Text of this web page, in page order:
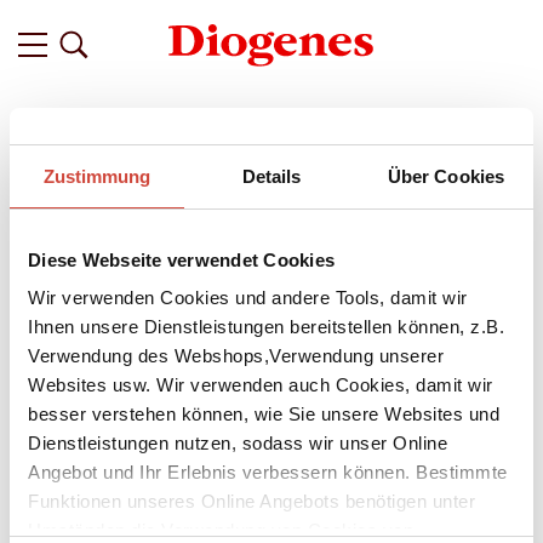
Zustimmung Details Über Cookies
Diese Webseite verwendet Cookies
Wir verwenden Cookies und andere Tools, damit wir
Ihnen unsere Dienstleistungen bereitstellen können, z.B.
Verwendung des Webshops,Verwendung unserer
Websites usw. Wir verwenden auch Cookies, damit wir
besser verstehen können, wie Sie unsere Websites und
Dienstleistungen nutzen, sodass wir unser Online
Angebot und Ihr Erlebnis verbessern können. Bestimmte
Funktionen unseres Online Angebots benötigen unter
Related Featured
vor 11 Monaten
›Was wir wissen können‹ von Ian
McEwan – eine exklusive Leseprobe
Die Gegenwart aus der Zukunft betrachtet – der
Literaturwissenschaftler Thomas Metcalfe taucht im Jahr
2119 tief in die Vergangenheit ein, um die Zeit von 1990 bis
2030 zu erforschen.
Was wir wissen können, der neue Roman von Ian McEwan
spielt in einer versunkenen Welt, dreht sich um eine
geheimnisvolle Frau und eine erschütternde Wahrheit. Der